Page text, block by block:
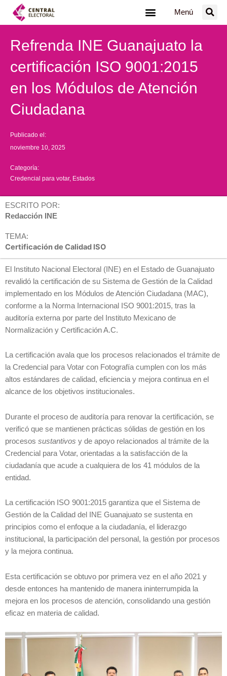
Menú
Refrenda INE Guanajuato la
certificación ISO 9001:2015
en los Módulos de Atención
Ciudadana
Publicado el:
noviembre 10, 2025
Categoría:
Credencial para votar, Estados
ESCRITO POR:
Redacción INE
TEMA:
Certificación de Calidad ISO
El Instituto Nacional Electoral (INE) en el Estado de Guanajuato
revalidó la certificación de su Sistema de Gestión de la Calidad
implementado en los Módulos de Atención Ciudadana (MAC),
conforme a la Norma Internacional ISO 9001:2015, tras la
auditoría externa por parte del Instituto Mexicano de
Normalización y Certificación A.C.
La certificación avala que los procesos relacionados el trámite de
la Credencial para Votar con Fotografía cumplen con los más
altos estándares de calidad, eficiencia y mejora continua en el
alcance de los objetivos institucionales.
Durante el proceso de auditoría para renovar la certificación, se
verificó que se mantienen prácticas sólidas de gestión en los
procesos sustantivos y de apoyo relacionados al trámite de la
Credencial para Votar, orientadas a la satisfacción de la
ciudadanía que acude a cualquiera de los 41 módulos de la
entidad.
La certificación ISO 9001:2015 garantiza que el Sistema de
Gestión de la Calidad del INE Guanajuato se sustenta en
principios como el enfoque a la ciudadanía, el liderazgo
institucional, la participación del personal, la gestión por procesos
y la mejora continua.
Esta certificación se obtuvo por primera vez en el año 2021 y
desde entonces ha mantenido de manera ininterrumpida la
mejora en los procesos de atención, consolidando una gestión
eficaz en materia de calidad.